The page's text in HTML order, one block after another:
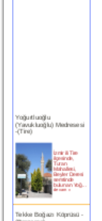
(Yavukluoğlu) Medresesi
-(Tire)
ilçesinde,
Turan
Mahallesi,
Beyler Deresi
semtinde
bulunan Yoğ...
devam »
(Bergama)